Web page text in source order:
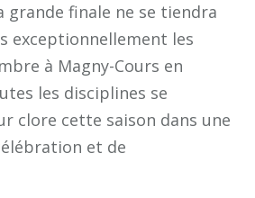
finale ne se tiendra
exceptionnellement les
à Magny-Cours en
les disciplines se
clore cette saison dans une
et de